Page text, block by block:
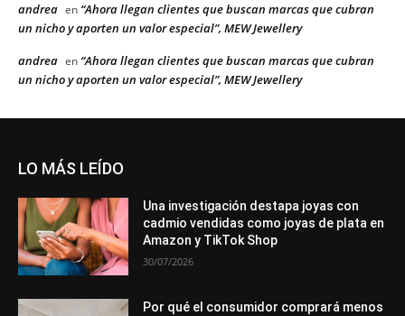
andrea en “Ahora llegan clientes que buscan marcas que cubran
un nicho y aporten un valor especial”, MEW Jewellery
andrea en “Ahora llegan clientes que buscan marcas que cubran
un nicho y aporten un valor especial”, MEW Jewellery
LO MÁS LEÍDO
Una investigación destapa joyas con
cadmio vendidas como joyas de plata en
Amazon y TikTok Shop
30/07/2026
Por qué el consumidor comprará menos